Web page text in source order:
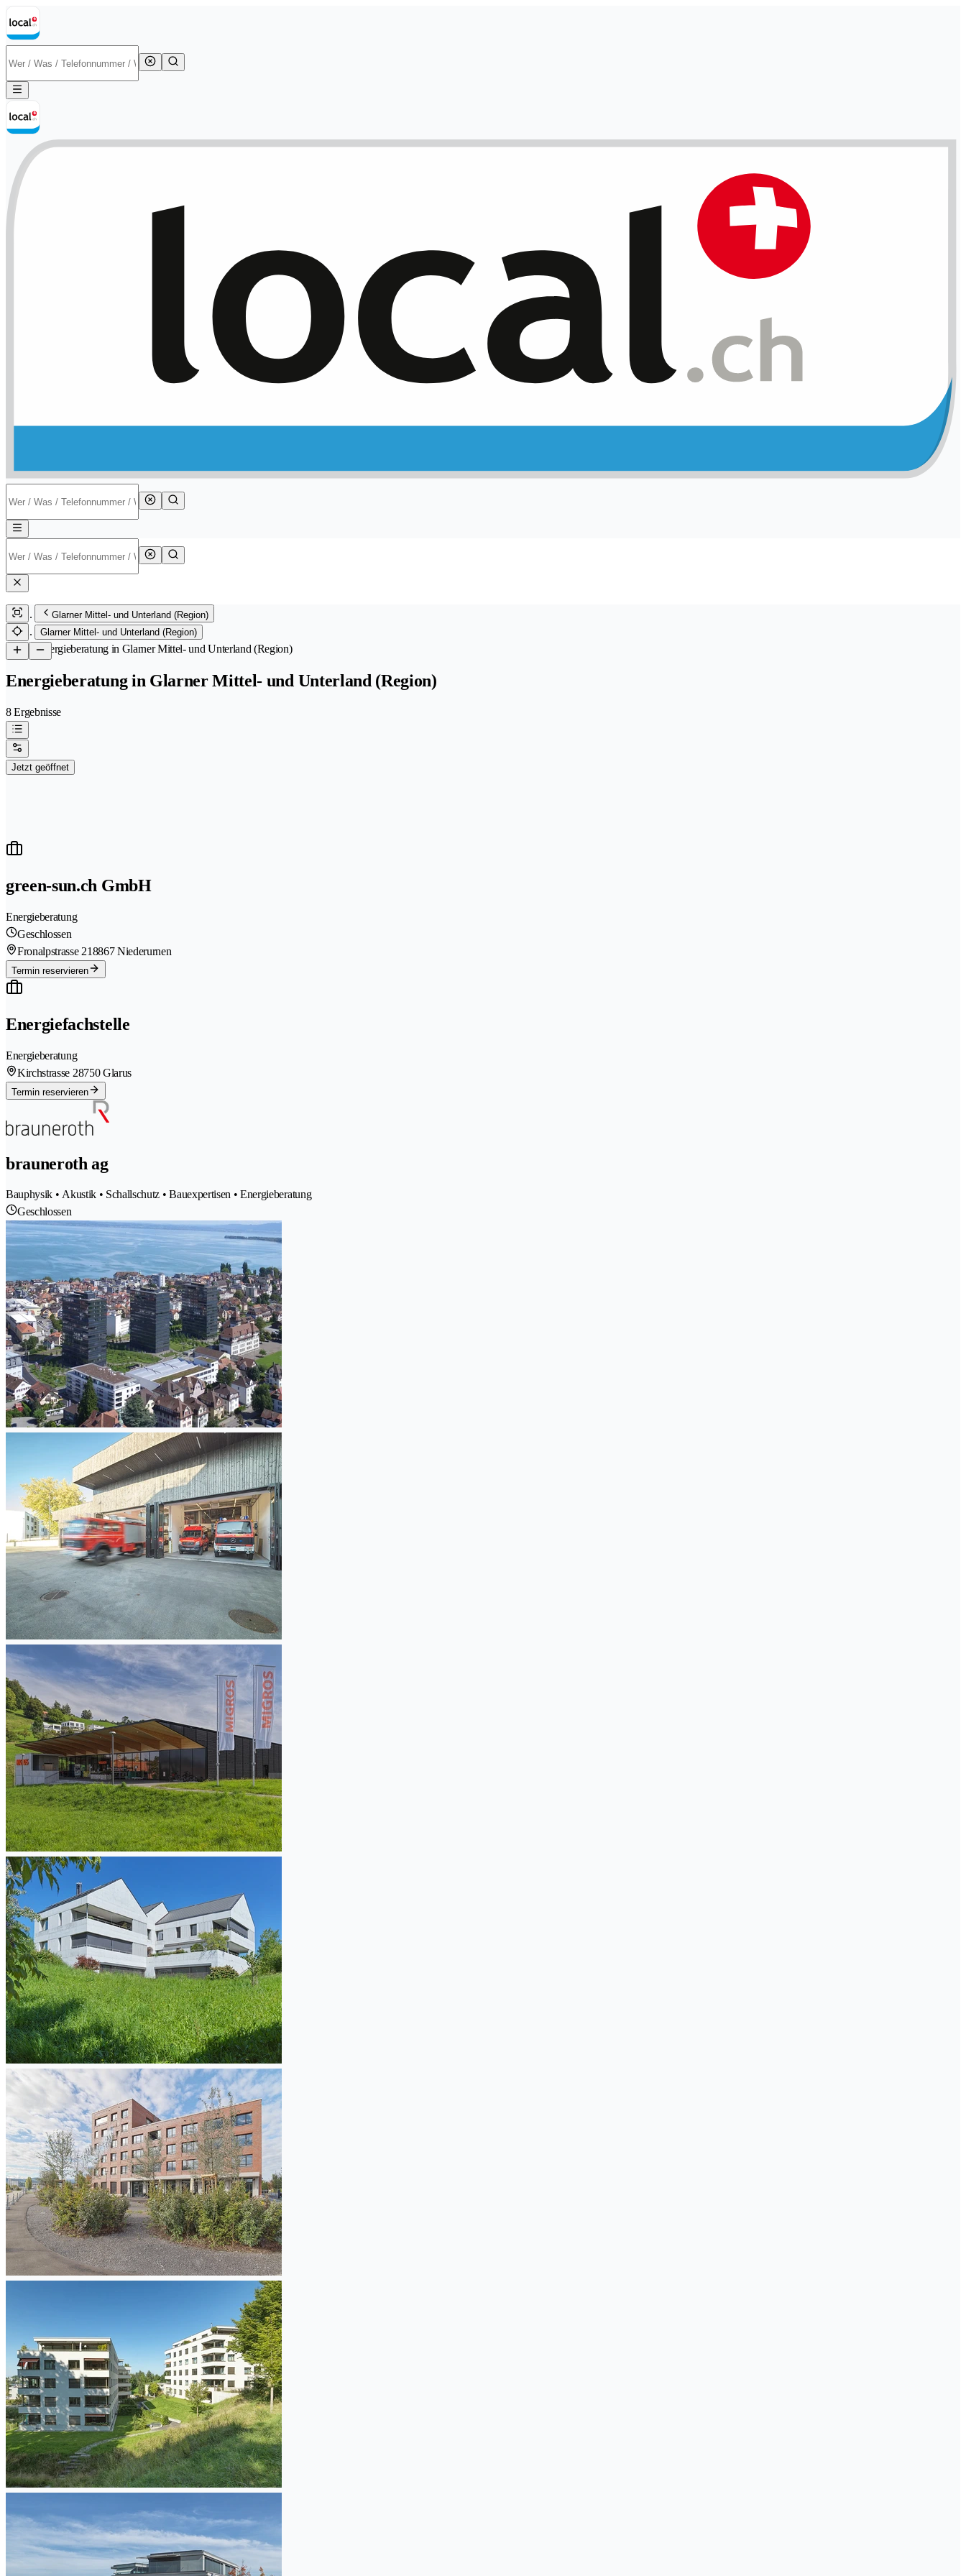
Glarner Mittel- und Unterland (Region)
Glarner Mittel- und Unterland (Region)
/Energieberatung in Glarner Mittel- und Unterland (Region)
Energieberatung in Glarner Mittel- und Unterland (Region)
8 Ergebnisse
Jetzt geöffnet
green-sun.ch GmbH
Energieberatung
Geschlossen
Fronalpstrasse 218867 Niederurnen
Termin reservieren
Energiefachstelle
Energieberatung
Kirchstrasse 28750 Glarus
Termin reservieren
brauneroth ag
Bauphysik • Akustik • Schallschutz • Bauexpertisen • Energieberatung
Geschlossen